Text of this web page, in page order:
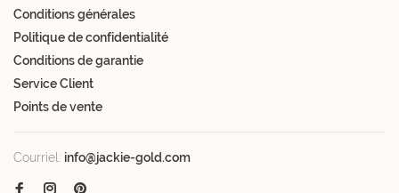
Conditions générales
Politique de confidentialité
Conditions de garantie
Service Client
Points de vente
Courriel: info@jackie-gold.com